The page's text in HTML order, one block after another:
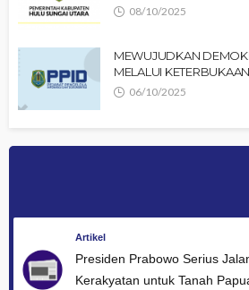
08/10/2025
MEWUJUDKAN
MELALUI
06/10/2025
Artikel
Presiden Prabowo Serius
Kerakyatan untuk Tanah